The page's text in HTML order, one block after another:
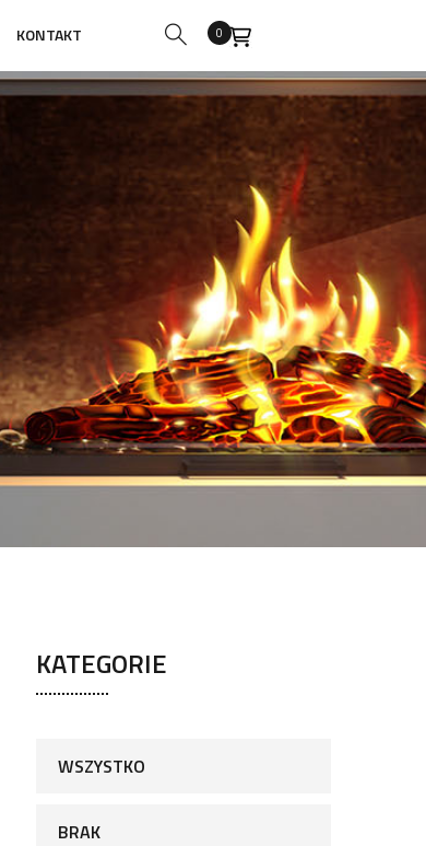
KONTAKT 0
KATEGORIE
WSZYSTKO
BRAK